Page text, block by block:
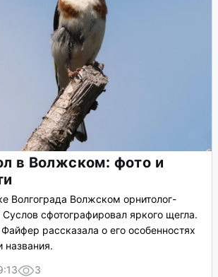
в Волжском: фото и
Волгограда Волжском орнитолог-
сфотографировал яркого щегла.
рассказала о его особенностях
названия.
3